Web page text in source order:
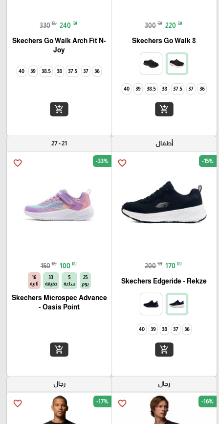
300 ₪ 220 ₪
Skechers Go Walk 8
36
37
37.5
38
38.5
39
40
add_shopping_cart
330 ₪ 240 ₪
Skechers Go Walk Arch Fit N-
Joy
36
37
37.5
38
38.5
39
40
add_shopping_cart
أطفال
favorite_border -15%
200 ₪ 170 ₪
Skechers Edgeride - Rekze‏
36
37
38
39
40
add_shopping_cart
21 - 27
favorite_border -33%
150 ₪ 100 ₪
25
يوم
5
ساعة
33
دقيقة
15
ثانية
Skechers Microspec Advance
- Oasis Point
add_shopping_cart
رجال
favorite_border -16%
رجال
favorite_border -17%